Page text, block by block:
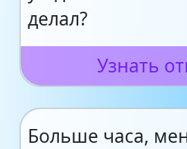
делал?
Узнать
Больше часа,